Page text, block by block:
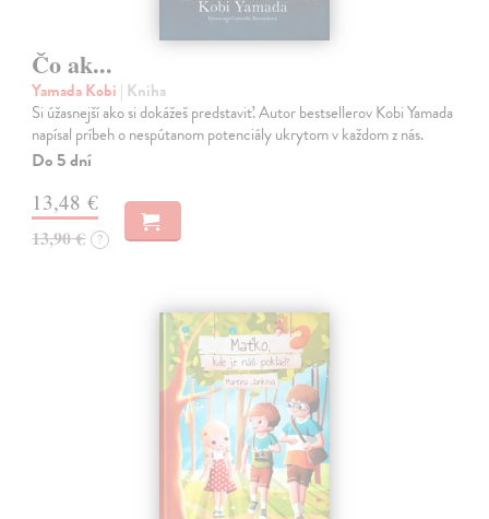
Čo ak...
Yamada Kobi | Kniha
Si úžasnejší ako si dokážeš predstaviť. Autor bestsellerov Kobi Yamada
napísal príbeh o nespútanom potenciály ukrytom v každom z nás.
Do 5 dní
13,48 €
13,90 € ?